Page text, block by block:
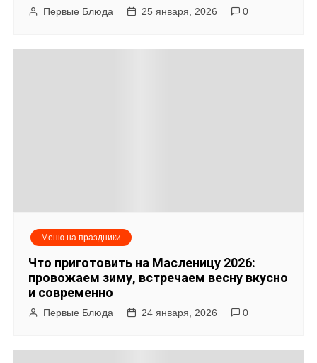
а
Первые Блюда 25 января, 2026 0
Меню на праздники
Что приготовить на Масленицу 2026:
провожаем зиму, встречаем весну вкусно
и современно
Первые Блюда 24 января, 2026 0